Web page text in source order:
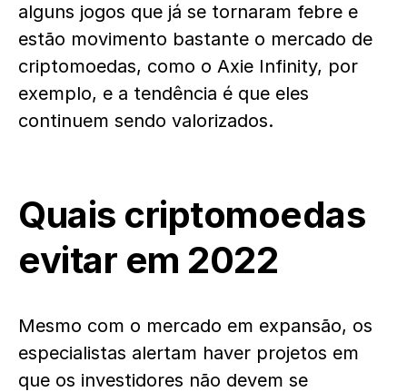
alguns jogos que já se tornaram febre e
estão movimento bastante o mercado de
criptomoedas, como o Axie Infinity, por
exemplo, e a tendência é que eles
continuem sendo valorizados.
Quais criptomoedas
evitar em 2022
Mesmo com o mercado em expansão, os
especialistas alertam haver projetos em
que os investidores não devem se